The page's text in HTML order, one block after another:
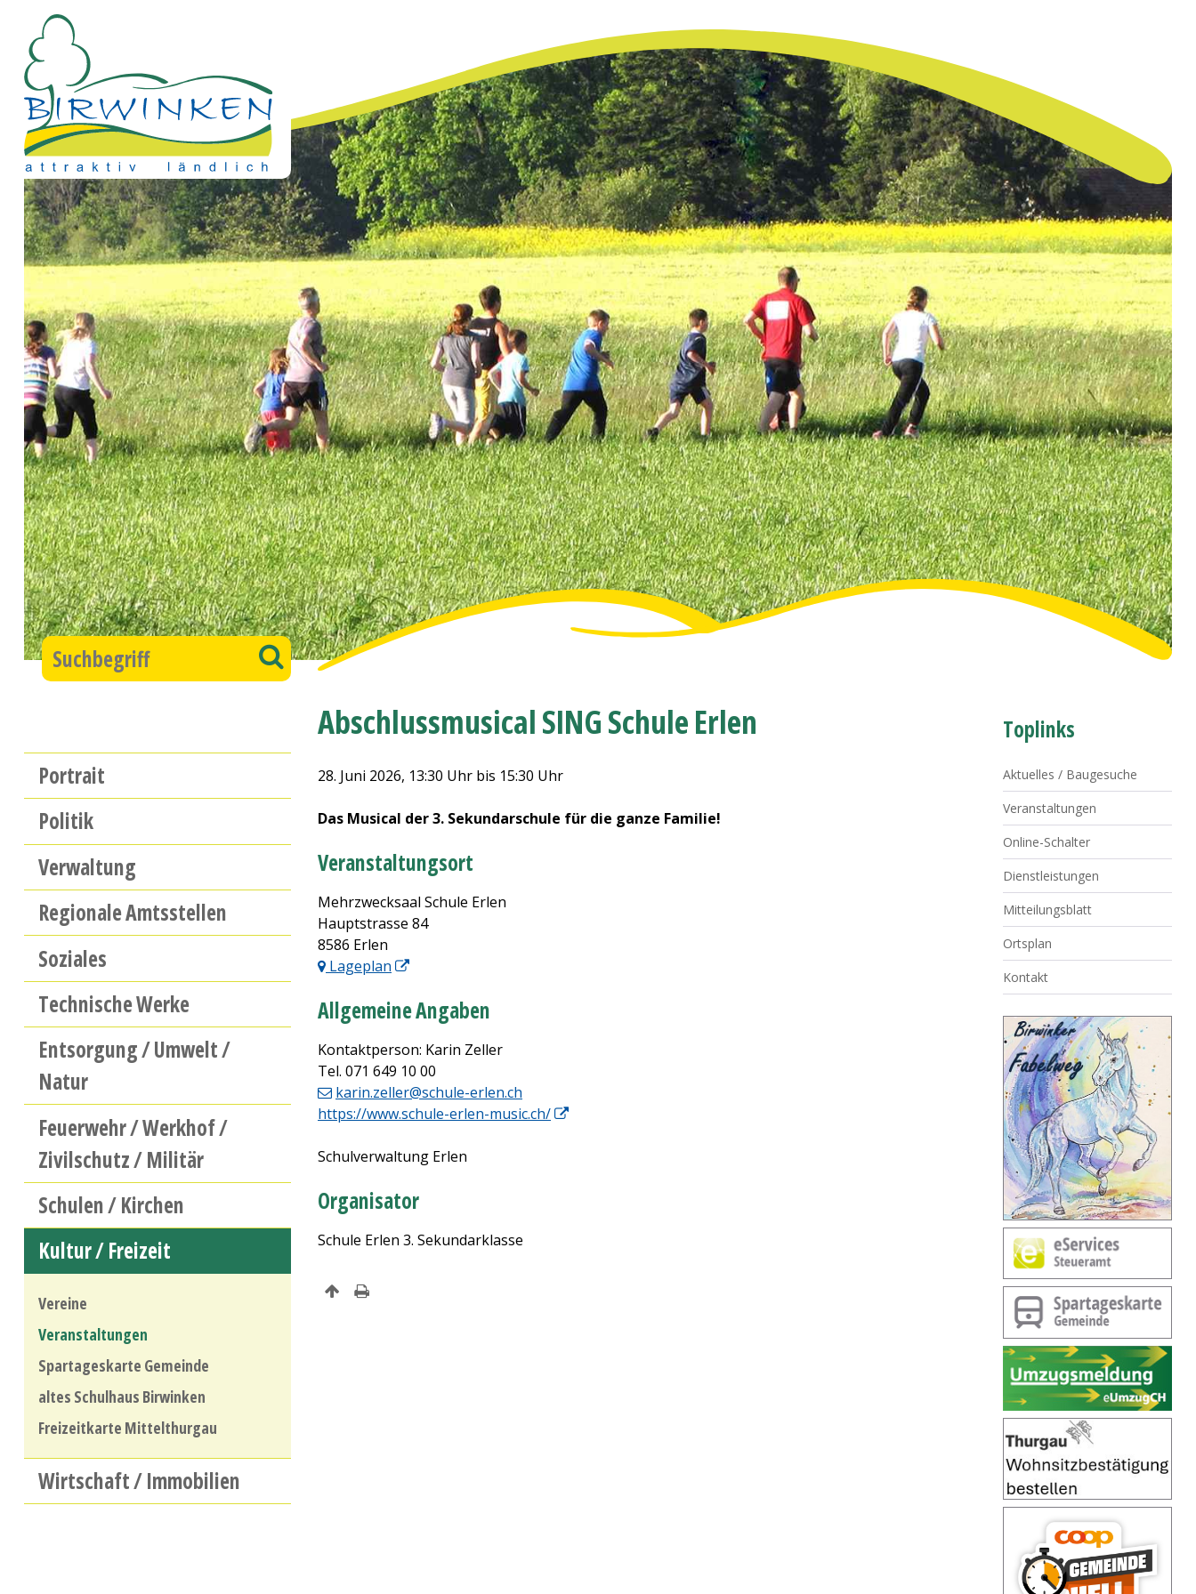
Direkt zum Inhalt springen
Suchbegriff Suchen
Hauptnavigation
Portrait
Politik
Verwaltung
Regionale Amtsstellen
Soziales
Technische Werke
Entsorgung / Umwelt /
Natur
Feuerwehr / Werkhof /
Zivilschutz / Militär
Schulen / Kirchen
Kultur / Freizeit
Vereine
Veranstaltungen
Spartageskarte Gemeinde
altes Schulhaus Birwinken
Freizeitkarte Mittelthurgau
Wirtschaft / Immobilien
Abschlussmusical SING Schule Erlen
28. Juni 2026, 13:30 Uhr bis 15:30 Uhr
Das Musical der 3. Sekundarschule für die ganze Familie!
Veranstaltungsort
Mehrzwecksaal Schule Erlen
Hauptstrasse 84
8586 Erlen
Lageplan
Allgemeine Angaben
Kontaktperson: Karin Zeller
Tel. 071 649 10 00
karin.zeller@schule-erlen.ch
https://www.schule-erlen-music.ch/
Schulverwaltung Erlen
Organisator
Schule Erlen 3. Sekundarklasse
Toplinks
Aktuelles / Baugesuche
Veranstaltungen
Online-Schalter
Dienstleistungen
Mitteilungsblatt
Ortsplan
Kontakt